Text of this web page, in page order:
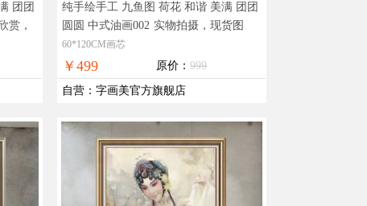
团团
赏，
纯手绘手工 九鱼图 荷花 和谐 美满 团团
圆圆 中式油画002 实物拍摄，现货图
片，在线支付，全国免邮
60*120CM画芯
￥499 原价： 999
自营 ： 字画美官方旗舰店